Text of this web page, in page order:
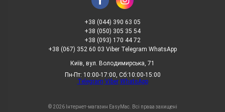
+38 (044) 390 63 05
+38 (050) 305 35 54
+38 (093) 170 44 72
+38 (067) 352 60 03 Viber Telegram WhatsApp
Київ, вул. Володимирська, 71
Пн-Пт: 10:00-17:00, Сб:10:00-15:00
Telegram Viber WhatsApp
© 2026 Інтернет-магазин EasyMac. Всі права захищені